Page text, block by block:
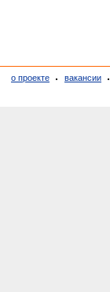
о проекте вакансии